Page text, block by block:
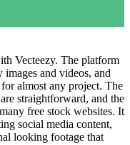
Vecteezy. The platform
and videos, and
almost any project. The
straightforward, and the
free stock websites. It
social media content,
looking footage that